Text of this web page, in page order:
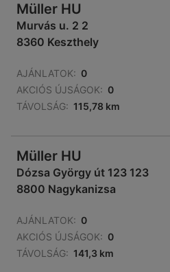
Müller HU
Murvás u. 2 2
8360 Keszthely
AJÁNLATOK: 0
AKCIÓS ÚJSÁGOK: 0
TÁVOLSÁG: 115,78 km
Müller HU
Dózsa György út 123 123
8800 Nagykanizsa
AJÁNLATOK: 0
AKCIÓS ÚJSÁGOK: 0
TÁVOLSÁG: 141,3 km